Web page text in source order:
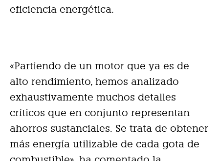
eficiencia energética.
«Partiendo de un motor que ya es de
alto rendimiento, hemos analizado
exhaustivamente muchos detalles
críticos que en conjunto representan
ahorros sustanciales. Se trata de obtener
más energía utilizable de cada gota de